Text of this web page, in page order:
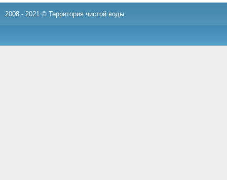
2008 - 2021 © Территория чистой воды